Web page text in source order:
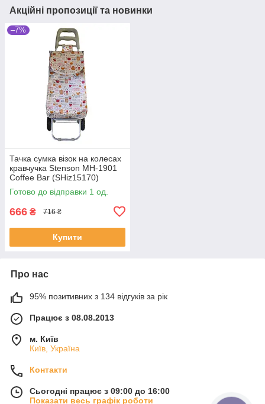
Акційні пропозиції та новинки
–7%
Тачка сумка візок на колесах
кравчучка Stenson MH-1901
Coffee Bar (SHiz15170)
Готово до відправки 1 од.
666 ₴ 716 ₴
Купити
Про нас
95% позитивних з 134 відгуків за рік
Працює з 08.08.2013
м. Київ
Київ, Україна
Контакти
Сьогодні працює з 09:00 до 16:00
Показати весь графік роботи